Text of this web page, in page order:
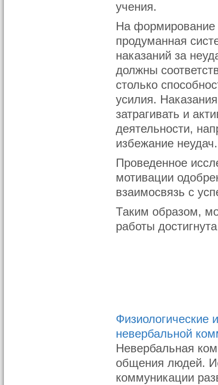
учения.
На формирование
продуманная
наказаний за
должны
столько
усилия.
затрагивать и
деятельности,
избежание неудач.
Проведенное
мотивации
взаимосвязь с
Таким образом,
работы
Физиологические
невербальной
Невербальная
общения людей.
коммуника­ции